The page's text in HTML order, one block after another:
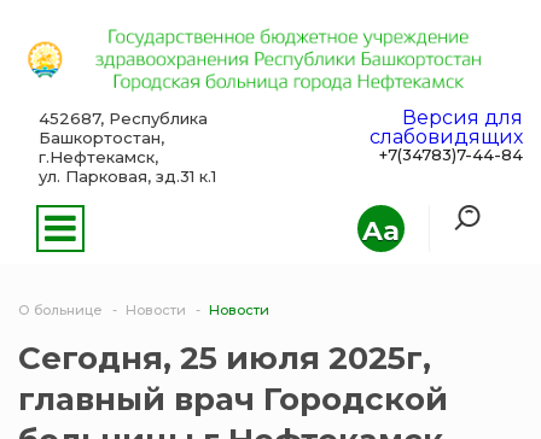
Aa
452687, Республика
Башкортостан,
г.Нефтекамск,
ул. Парковая, зд.31 к.1
Версия для
слабовидящих
+7(34783)7-44-84
О больнице Новости Новости
Сегодня, 25 июля 2025г,
главный врач Городской